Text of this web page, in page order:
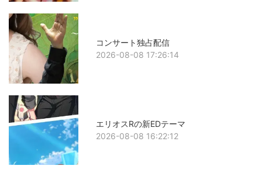
コンサート独占配信
2026-08-08 17:26:14
エリオスRの新EDテーマ
2026-08-08 16:22:12